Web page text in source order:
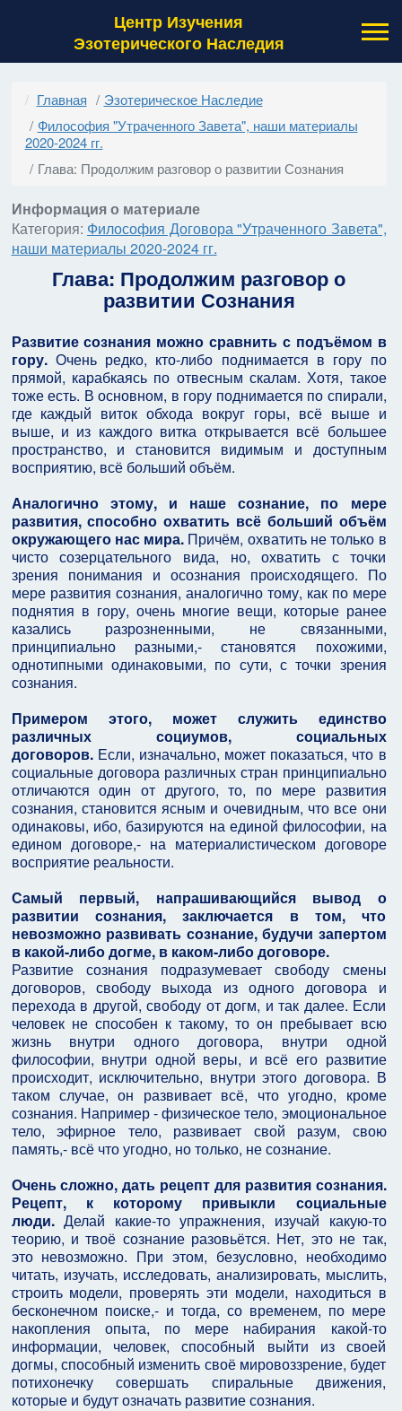
Центр Изучения
Эзотерического Наследия
Главная
Эзотерическое Наследие
Философия "Утраченного Завета", наши материалы
2020-2024 гг.
Глава: Продолжим разговор о развитии Сознания
Информация о материале
Категория: Философия Договора "Утраченного Завета",
наши материалы 2020-2024 гг.
Глава: Продолжим разговор о
развитии Сознания
Развитие сознания можно сравнить с подъёмом в
гору.Очень редко, кто-либо поднимается в гору по
прямой, карабкаясь по отвесным скалам. Хотя, такое
тоже есть. В основном, в гору поднимается по спирали,
где каждый виток обхода вокруг горы, всё выше и
выше, и из каждого витка открывается всё большее
пространство, и становится видимым и доступным
восприятию, всё больший объём.
Аналогично этому, и наше сознание, по мере
развития, способно охватить всё больший объём
окружающего нас мира. Причём, охватить не только в
чисто созерцательного вида, но, охватить с точки
зрения понимания и осознания происходящего. По
мере развития сознания, аналогично тому, как по мере
поднятия в гору, очень многие вещи, которые ранее
казались разрозненными, не связанными,
принципиально разными,- становятся похожими,
однотипными одинаковыми, по сути, с точки зрения
сознания.
Примером этого, может служить единство
различных социумов, социальных
договоров. Если, изначально, может показаться, что в
социальные договора различных стран принципиально
отличаются один от другого, то, по мере развития
сознания, становится ясным и очевидным, что все они
одинаковы, ибо, базируются на единой философии, на
едином договоре,- на материалистическом договоре
восприятие реальности.
Самый первый, напрашивающийся вывод о
развитии сознания, заключается в том, что
невозможно развивать сознание, будучи запертом
в какой-либо догме, в каком-либо договоре.
Развитие сознания подразумевает свободу смены
договоров, свободу выхода из одного договора и
перехода в другой, свободу от догм, и так далее. Если
человек не способен к такому, то он пребывает всю
жизнь внутри одного договора, внутри одной
философии, внутри одной веры, и всё его развитие
происходит, исключительно, внутри этого договора. В
таком случае, он развивает всё, что угодно, кроме
сознания. Например - физическое тело, эмоциональное
тело, эфирное тело, развивает свой разум, свою
память,- всё что угодно, но только, не сознание.
Очень сложно, дать рецепт для развития сознания.
Рецепт, к которому привыкли социальные
люди.Делай какие-то упражнения, изучай какую-то
теорию, и твоё сознание разовьётся. Нет, это не так,
это невозможно. При этом, безусловно, необходимо
читать, изучать, исследовать, анализировать, мыслить,
строить модели, проверять эти модели, находиться в
бесконечном поиске,- и тогда, со временем, по мере
накопления опыта, по мере набирания какой-то
информации, человек, способный выйти из своей
догмы, способный изменить своё мировоззрение, будет
потихонечку совершать спиральные движения,
которые и будут означать развитие сознания.